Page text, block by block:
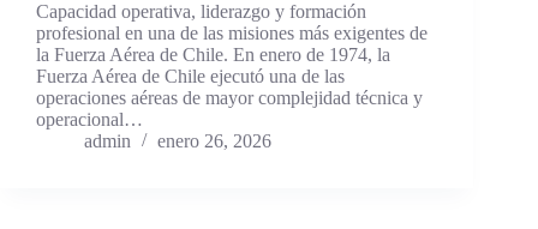
Capacidad operativa, liderazgo y formación
profesional en una de las misiones más exigentes de
la Fuerza Aérea de Chile. En enero de 1974, la
Fuerza Aérea de Chile ejecutó una de las
operaciones aéreas de mayor complejidad técnica y
operacional…
admin
enero 26, 2026